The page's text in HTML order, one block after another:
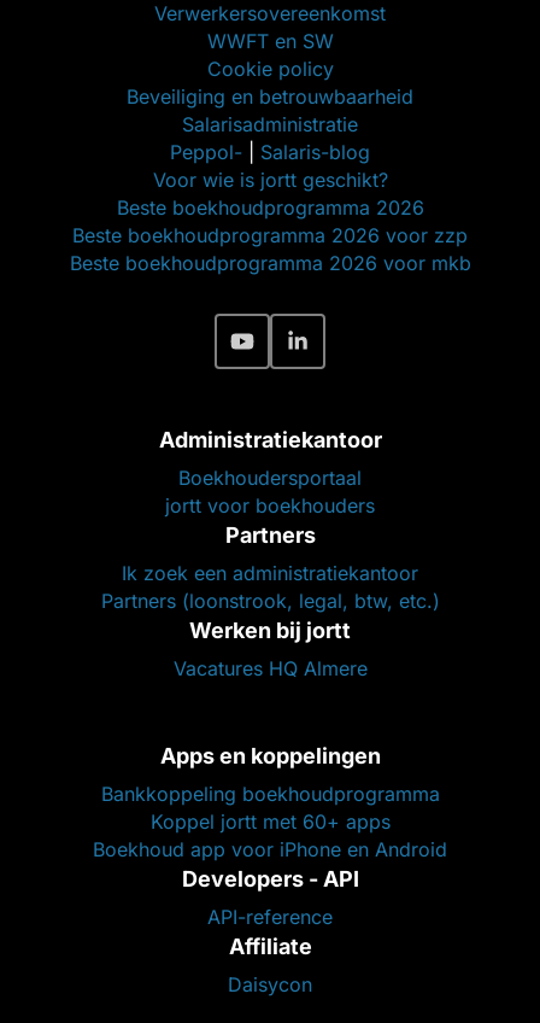
Verwerkersovereenkomst
WWFT en SW
Cookie policy
Beveiliging en betrouwbaarheid
Salarisadministratie
Peppol-
Salaris-blog
Voor wie is jortt geschikt?
Beste boekhoudprogramma 2026
Beste boekhoudprogramma 2026 voor zzp
Beste boekhoudprogramma 2026 voor mkb
Administratiekantoor
Boekhoudersportaal
jortt voor boekhouders
Partners
Ik zoek een administratiekantoor
Partners (loonstrook, legal, btw, etc.)
Werken bij jortt
Vacatures HQ Almere
Apps en koppelingen
Bankkoppeling boekhoudprogramma
Koppel jortt met 60+ apps
Boekhoud app voor iPhone en Android
Developers - API
API-reference
Affiliate
Daisycon